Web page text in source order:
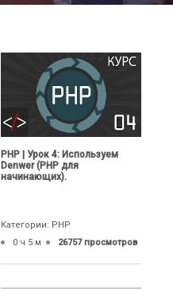
PHP | Урок 4: Используем
Denwer (PHP для
начинающих).
Категории: PHP
0 ч 5 м
26757 просмотров